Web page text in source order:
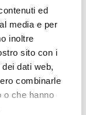
ed
media e per
inoltre
sito con i
dati web,
combinarle
o che hanno